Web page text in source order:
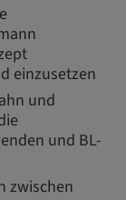
einzusetzen
und
und BL-
zwischen